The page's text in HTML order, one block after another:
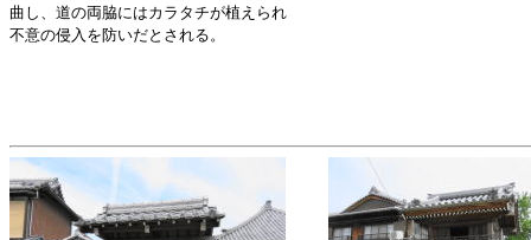
曲し、道の両脇にはカラタチが植えられ
不意の侵入を防いだとされる。